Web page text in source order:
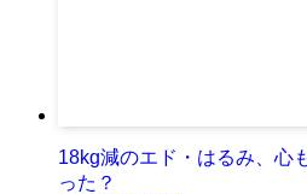
18kg減のエド・はるみ、心
った？